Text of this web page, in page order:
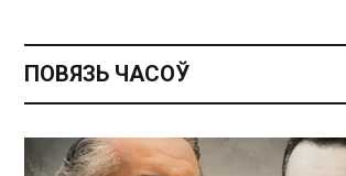
ПОВЯЗЬ ЧАСОЎ